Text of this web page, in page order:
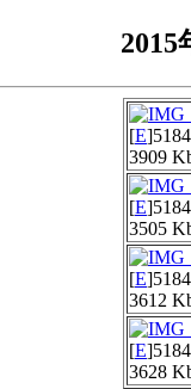
[E]
3909
[E]
3505
[E]
3612
[E]
3628